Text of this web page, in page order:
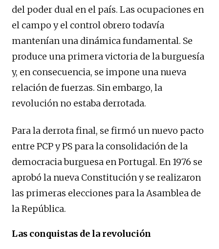
del poder dual en el país. Las ocupaciones en
el campo y el control obrero todavía
mantenían una dinámica fundamental. Se
produce una primera victoria de la burguesía
y, en consecuencia, se impone una nueva
relación de fuerzas. Sin embargo, la
revolución no estaba derrotada.
Para la derrota final, se firmó un nuevo pacto
entre PCP y PS para la consolidación de la
democracia burguesa en Portugal. En 1976 se
aprobó la nueva Constitución y se realizaron
las primeras elecciones para la Asamblea de
la República.
Las conquistas de la revolución